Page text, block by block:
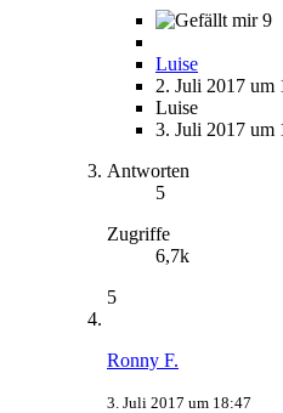
9
Luise
2. Juli 2017 um
Luise
3. Juli 2017 um
Antworten
5
Zugriffe
6,7k
5
Ronny F.
3. Juli 2017 um 18:47